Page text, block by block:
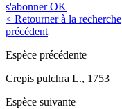
s'abonner OK
< Retourner à la recherche
précédent
Espèce précédente
Crepis pulchra L., 1753
Espèce suivante